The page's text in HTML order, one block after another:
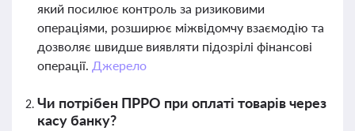
який посилює контроль за ризиковими
операціями, розширює міжвідомчу взаємодію та
дозволяє швидше виявляти підозрілі фінансові
операції. Джерело
Чи потрібен ПРРО при оплаті товарів через
касу банку?